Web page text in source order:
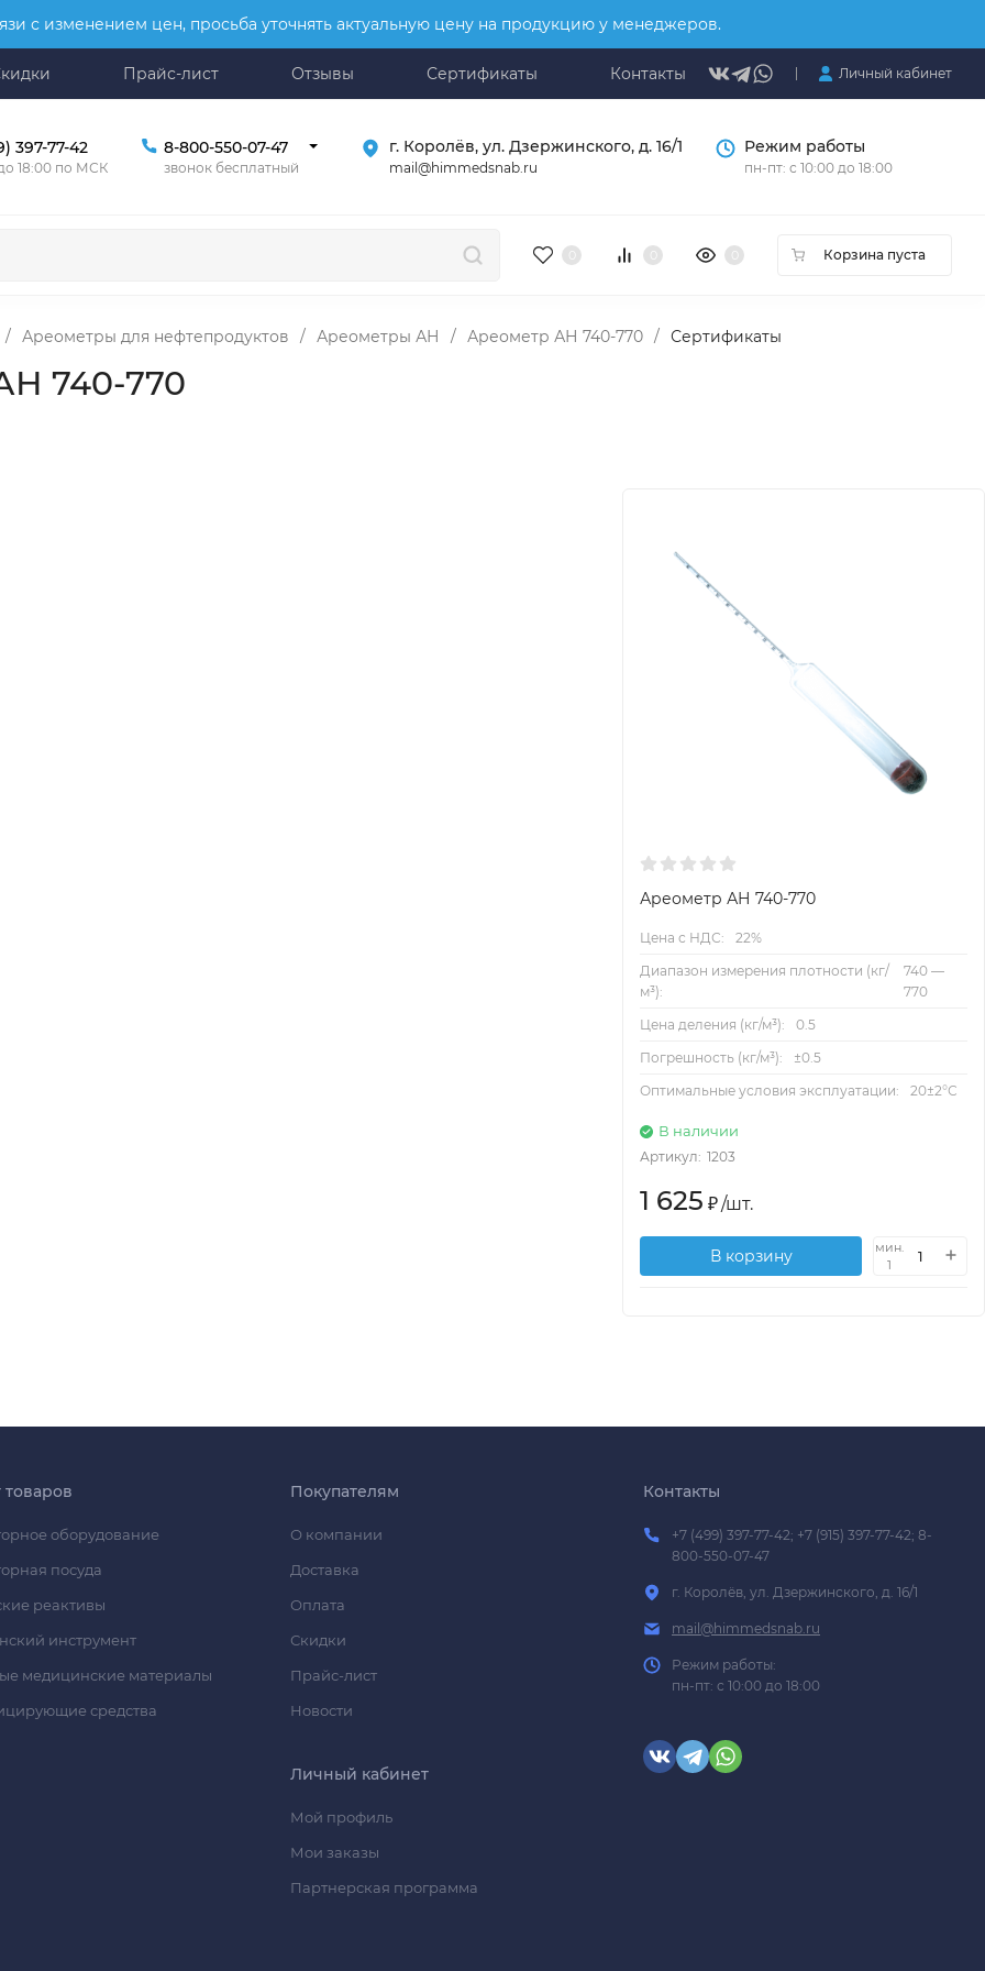
с изменением цен, просьба уточнять актуальную цену на продукцию у менеджеров.
Прайс-лист Отзывы Сертификаты Контакты Личный кабинет
397-77-42
18:00 по МСК
8-800-550-07-47
звонок бесплатный
г. Королёв, ул. Дзержинского, д. 16/1
mail@himmedsnab.ru
Режим работы
пн-пт: с 10:00 до 18:00
Корзина пуста
/ Ареометры для нефтепродуктов / Ареометры АН / Ареометр АН 740-770 / Сертификаты
740-770
Ареометр АН 740-770
Цена с НДС:
22%
Диапазон измерения плотности (кг/
м³):
740 —
770
Цена деления (кг/м³):
0.5
Погрешность (кг/м³):
±0.5
Оптимальные условия эксплуатации:
20±2°С
В наличии
Артикул: 1203
1 625 ₽/шт.
В корзину
мин.
1
товаров
оборудование
посуда
реактивы
инструмент
медицинские материалы
средства
Покупателям
О компании
Доставка
Оплата
Скидки
Прайс-лист
Новости
Личный кабинет
Мой профиль
Мои заказы
Партнерская программа
Контакты
+7 (499) 397-77-42; +7 (915) 397-77-42; 8-
800-550-07-47
г. Королёв, ул. Дзержинского, д. 16/1
mail@himmedsnab.ru
Режим работы:
пн-пт: с 10:00 до 18:00